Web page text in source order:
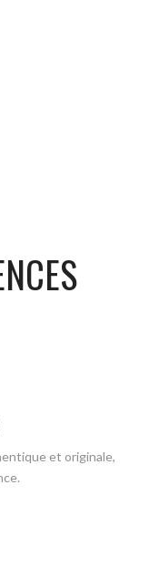
et originale,